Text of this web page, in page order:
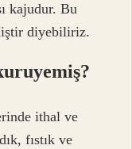
kajudur. Bu
diyebiliriz.
ithal ve
fıstık ve